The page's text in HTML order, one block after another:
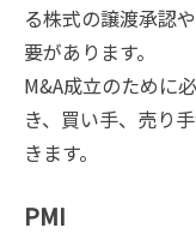
る株式の譲渡承認
要があります。
M&A成立のために
き、買い手、売り
きます。
PMI